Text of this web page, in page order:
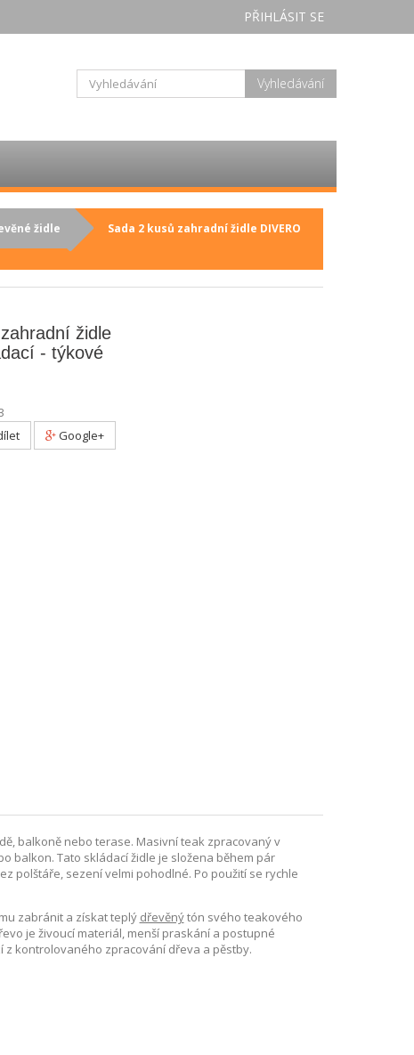
PŘIHLÁSIT SE
Vyhledávání
židle
Sada 2 kusů zahradní židle DIVERO
židle
- týkové
Google+
balkoně nebo terase. Masivní teak zpracovaný v
balkon. Tato skládací židle je složena během pár
polštáře, sezení velmi pohodlné. Po použití se rychle
zabránit a získat teplý dřevěnýtón svého teakového
je živoucí materiál, menší praskání a postupné
z kontrolovaného zpracování dřeva a pěstby.